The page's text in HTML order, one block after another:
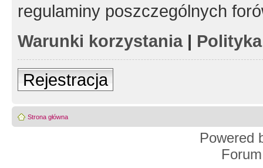
regulaminy poszczególnych
Warunki korzystania|
Rejestracja
Strona główna
Powered